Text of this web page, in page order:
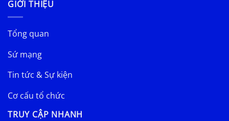
GIỚI THIỆU
Tổng quan
Sứ mạng
Tin tức & Sự kiện
Cơ cấu tổ chức
TRUY CẬP NHANH